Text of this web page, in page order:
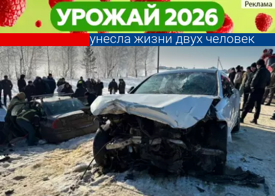
Автокатастрофа в
Городищенском районе
унесла жизни двух человек
ПроисшествияАвтокатастрофа в
Городищенском районе
унесла жизни двух человек
Происшествия
Другие новости по
теме
Погода и курсы
валют в Пензе